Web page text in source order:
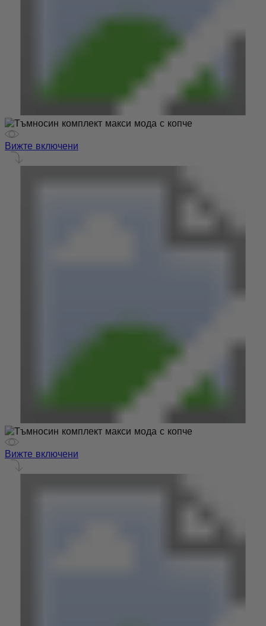
Вижте включени
Вижте включени